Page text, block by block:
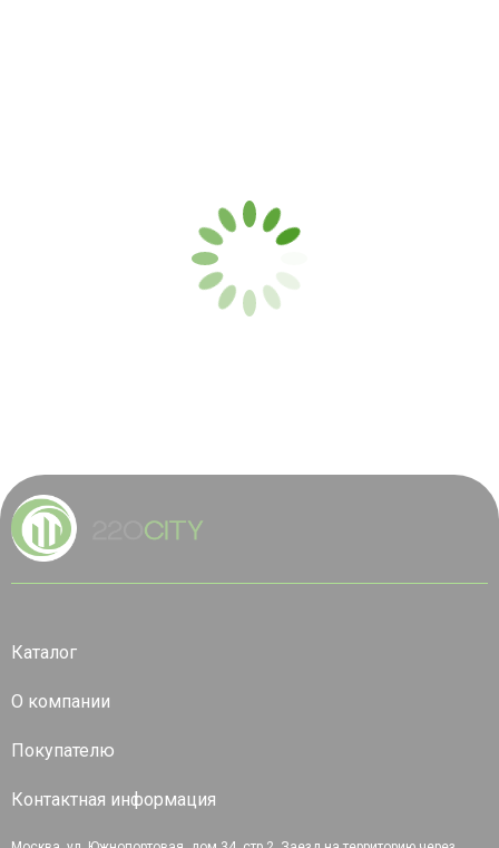
Каталог
О компании
Покупателю
Контактная информация